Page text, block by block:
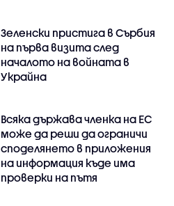
Зеленски пристига в Сърбия
на първа визита след
началото на войната в
Украйна
Всяка държава членка на ЕС
може да реши да ограничи
споделянето в приложения
на информация къде има
проверки на пътя